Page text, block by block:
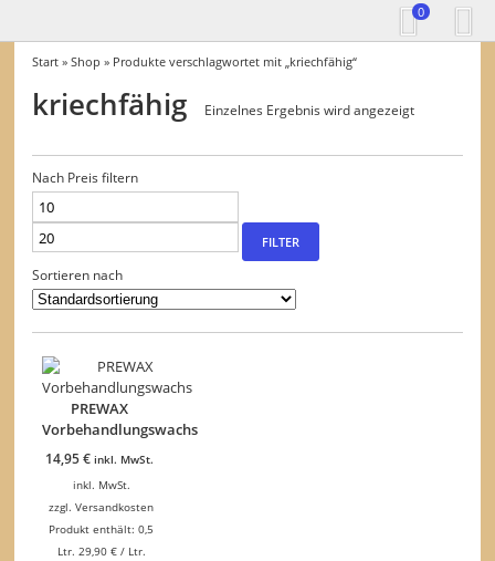
0
Start »Shop » Produkte verschlagwortet mit „kriechfähig“
kriechfähig Einzelnes Ergebnis wird angezeigt
Nach Preis filtern
Min.
Preis
PreisFILTER
Sortieren nach
PREWAX
Vorbehandlungswachs
14,95€ inkl. MwSt.
inkl. MwSt.
zzgl.Versandkosten
Produkt enthält: 0,5
Ltr. 29,90 €/ Ltr.